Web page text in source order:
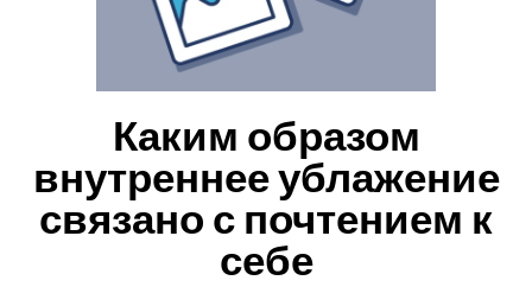
Каким образом
внутреннее ублажение
связано с почтением к
себе